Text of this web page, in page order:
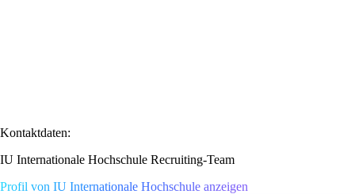
Kontaktdaten:
IU Internationale Hochschule Recruiting-Team
Profil von IU Internationale Hochschule anzeigen